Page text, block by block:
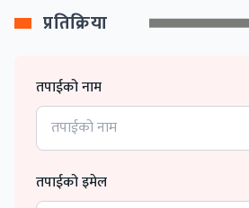
प्रतिक्रिया
तपाईको नाम
तपाईको इमेल